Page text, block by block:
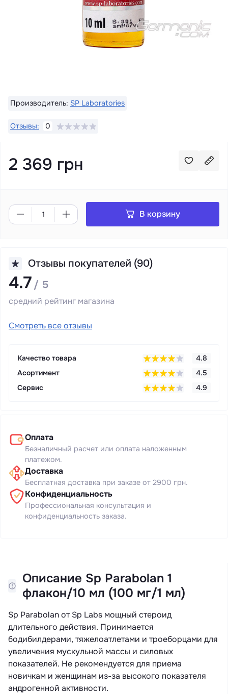
Производитель: SP Laboratories
Отзывы: 0
2 369 грн
В корзину
Отзывы покупателей (90)
4.7 / 5
средний рейтинг магазина
Смотреть все отзывы
Качество товара
4.8
Асортимент
4.5
Сервис
4.9
Оплата
Безналичный расчет или оплата наложенным
платежом.
Доставка
Бесплатная доставка при заказе от 2900 грн.
Конфиденциальность
Профессиональная консультация и
конфиденциальность заказа.
Описание Sp Parabolan 1
флакон/10 мл (100 мг/1 мл)
Sp Parabolan от Sp Labs мощный стероид
длительного действия. Принимается
бодибилдерами, тяжелоатлетами и троеборцами для
увеличения мускульной массы и силовых
показателей. Не рекомендуется для приема
новичкам и женщинам из-за высокого показателя
андрогенной активности.